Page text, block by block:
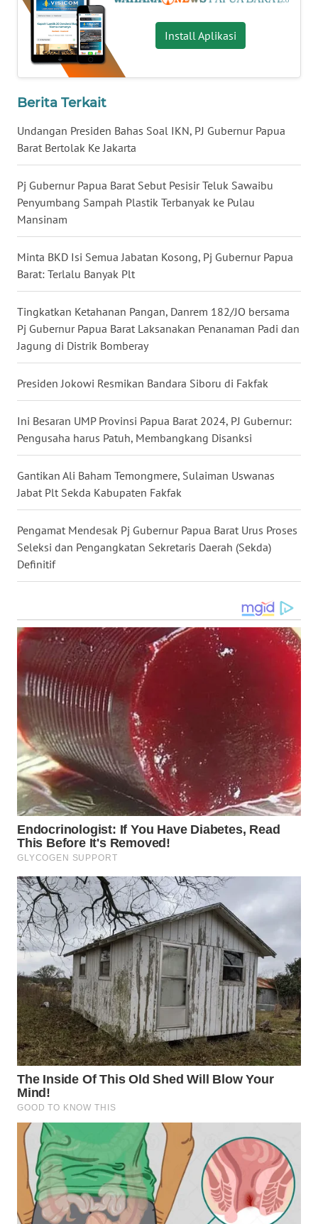
Install Aplikasi
Berita Terkait
Undangan Presiden Bahas Soal IKN, PJ Gubernur Papua
Barat Bertolak Ke Jakarta
Pj Gubernur Papua Barat Sebut Pesisir Teluk Sawaibu
Penyumbang Sampah Plastik Terbanyak ke Pulau
Mansinam
Minta BKD Isi Semua Jabatan Kosong, Pj Gubernur Papua
Barat: Terlalu Banyak Plt
Tingkatkan Ketahanan Pangan, Danrem 182/JO bersama
Pj Gubernur Papua Barat Laksanakan Penanaman Padi dan
Jagung di Distrik Bomberay
Presiden Jokowi Resmikan Bandara Siboru di Fakfak
Ini Besaran UMP Provinsi Papua Barat 2024, PJ Gubernur:
Pengusaha harus Patuh, Membangkang Disanksi
Gantikan Ali Baham Temongmere, Sulaiman Uswanas
Jabat Plt Sekda Kabupaten Fakfak
Pengamat Mendesak Pj Gubernur Papua Barat Urus Proses
Seleksi dan Pengangkatan Sekretaris Daerah (Sekda)
Definitif
WN
NUSANTARA
WN
JOGJA
WN
JATIM
WN
BALI
WN
KALBAR
WN
KALTENG
WN
WN
GORONTALO
SULUT
WN
MALUKU
WN
MALUT
WN
DAIRI
WN
DANAU
TOBA
WN
NIAS
WN
LANGKAT
WN
TAPANULI
SELATAN
WN
TANJUNG
LESUNG
WN
KARO
WN
SIMALUNGUN